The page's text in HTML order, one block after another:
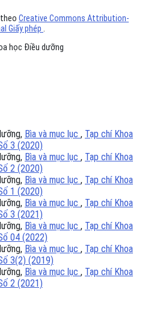
Creative Commons Attribution-
Giấy phép .
học Điều dưỡng
Bìa và mục lục , Tạp chí Khoa
3 (2020)
Bìa và mục lục , Tạp chí Khoa
2 (2020)
Bìa và mục lục , Tạp chí Khoa
1 (2020)
Bìa và mục lục , Tạp chí Khoa
3 (2021)
Bìa và mục lục , Tạp chí Khoa
04 (2022)
Bìa và mục lục , Tạp chí Khoa
3(2) (2019)
Bìa và mục lục , Tạp chí Khoa
2 (2021)